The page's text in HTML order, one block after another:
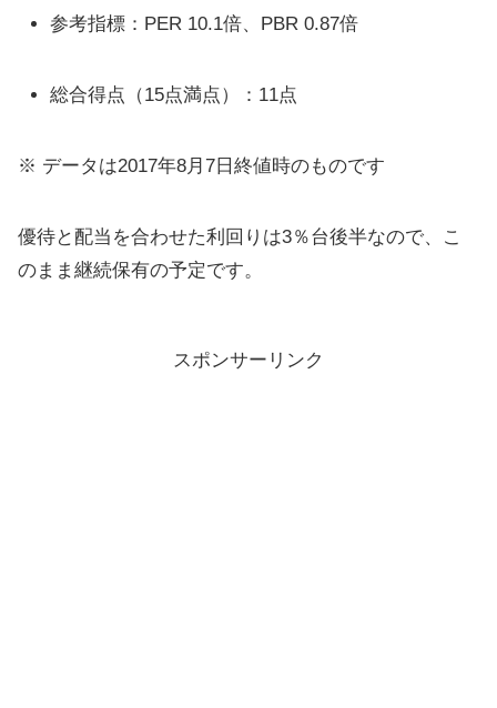
参考指標：PER 10.1倍、PBR 0.87倍
総合得点（15点満点）：11点
※ データは2017年8月7日終値時のものです
優待と配当を合わせた利回りは3％台後半なので、こ
のまま継続保有の予定です。
スポンサーリンク